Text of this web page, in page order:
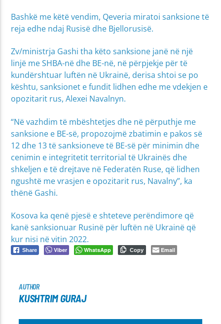
Bashkë me këtë vendim, Qeveria miratoi sanksione të
reja edhe ndaj Rusisë dhe Bjellorusisë.
Zv/ministrja Gashi tha këto sanksione janë në një
linjë me SHBA-në dhe BE-në, në përpjekje për të
kundërshtuar luftën në Ukrainë, derisa shtoi se po
kështu, sanksionet e fundit lidhen edhe me vdekjen e
opozitarit rus, Alexei Navalnyn.
“Në vazhdim të mbështetjes dhe në përputhje me
sanksione e BE-së, propozojmë zbatimin e pakos së
12 dhe 13 të sanksioneve të BE-së për minimin dhe
cenimin e integritetit territorial të Ukrainës dhe
shkeljen e të drejtave në Federatën Ruse, që lidhen
ngushtë me vrasjen e opozitarit rus, Navalny”, ka
thënë Gashi.
Kosova ka qenë pjesë e shteteve perëndimore që
kanë sanksionuar Rusinë për luftën në Ukrainë që
kur nisi në vitin 2022.
Share Viber WhatsApp Copy Email
AUTHOR
KUSHTRIM GURAJ